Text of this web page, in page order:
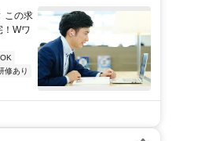
この求
Wワ
修あり